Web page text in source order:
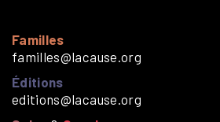
Familles
familles@lacause.org
Éditions
editions@lacause.org